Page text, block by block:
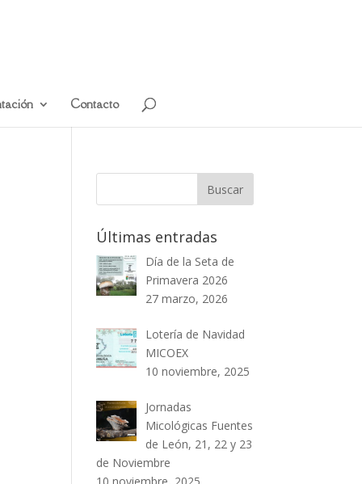
Contacto
Últimas entradas
Día de la Seta de
Primavera 2026
27 marzo, 2026
Lotería de Navidad
MICOEX
10 noviembre, 2025
Jornadas
Micológicas Fuentes
de León, 21, 22 y 23
de Noviembre